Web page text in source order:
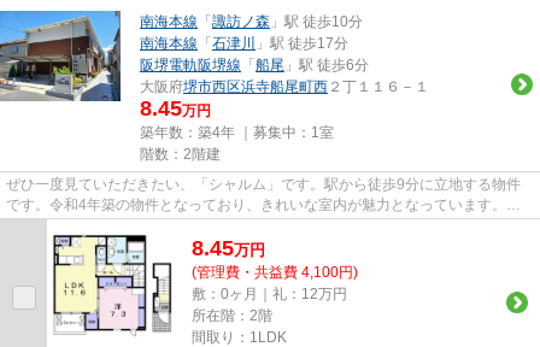
南海本線 「 諏訪ノ森 」駅 徒歩10分
南海本線 「 石津川
」駅 徒歩17分
阪堺電軌阪堺線 「 船尾 」駅 徒歩6分
大阪府堺市西区浜寺船尾町西 ２丁１１６－１
8.45万円
築年数：築4年 ｜募集中： 1室
階数：2階建
ぜひ一度見ていただきたい、「シャルム」です。駅から徒歩9分に立地する物件
です。令和4年築の物件となっており、きれいな室内が魅力となっています。こ
8.45万円
(管理費・共益費 4,100円)
敷：0ヶ月｜礼：12万円
所在階：2階
間取り：1LDK